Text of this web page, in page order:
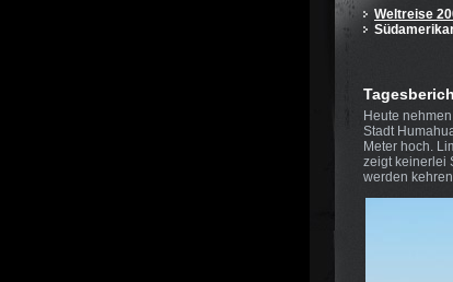
Weltreise
Heute
Stadt
Meter hoch.
zeigt keinerlei
werden